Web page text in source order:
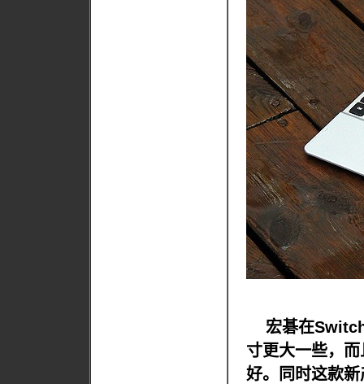
宏碁在Switch
寸更大一些，
好。同时这款